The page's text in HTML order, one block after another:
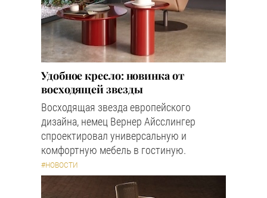
Удобное кресло: новинка от
восходящей звезды
Восходящая звезда европейского
дизайна, немец Вернер Айсслингер
спроектировал универсальную и
комфортную мебель в гостиную.
#НОВОСТИ